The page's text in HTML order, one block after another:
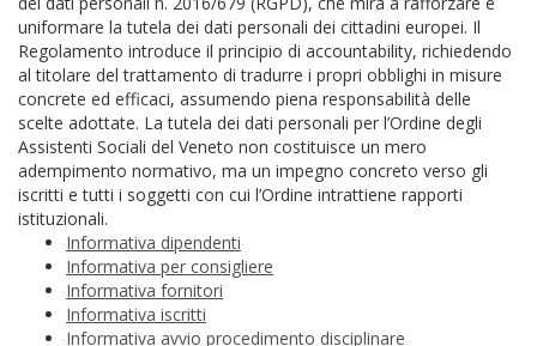
uniformare la tutela dei dati personali dei cittadini europei. Il
Regolamento introduce il principio di accountability, richiedendo
al titolare del trattamento di tradurre i propri obblighi in misure
concrete ed efficaci, assumendo piena responsabilità delle
scelte adottate. La tutela dei dati personali per l’Ordine degli
Assistenti Sociali del Veneto non costituisce un mero
adempimento normativo, ma un impegno concreto verso gli
iscritti e tutti i soggetti con cui l’Ordine intrattiene rapporti
istituzionali.
Informativa dipendenti
Informativa per consigliere
Informativa fornitori
Informativa iscritti
Informativa avvio procedimento disciplinare